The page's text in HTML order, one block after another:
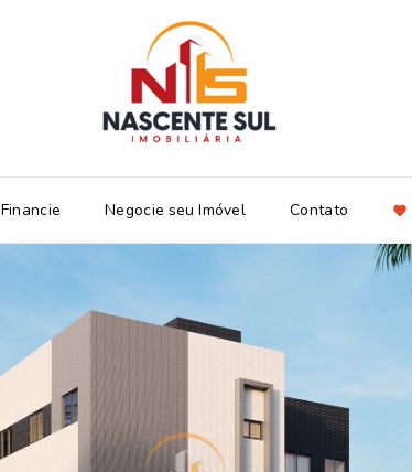
Financie Negocie seu Imóvel Contato